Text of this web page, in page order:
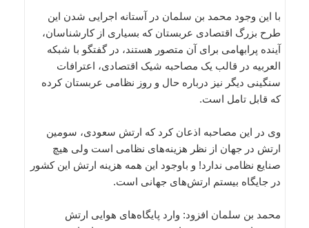
با این وجود محمد بن سلمان در آستانه اجرایی شدن این
طرح بزرگ اقتصادی عربستان که بسیاری از کارشناسان،
آینده پرابهامی برای آن متصور هستند، در گفتگو با شبکه
العربیه در قالب یک مصاحبه شیک اقتصادی، اعترافات
سنگینی دیگر نیز درباره حال و روز نظامی عربستان کرده
که قابل تامل است.
وی در این مصاحبه اذعان کرد که ارتش سعودی، سومین
ارتش در جهان از نظر هزینه‌های نظامی است ولی هیچ
صنایع نظامی ندارد! و باوجود این همه هزینه ارتش این کشور
در جایگاه بیستم ارتش‌های جهانی است.
محمد بن سلمان افزود: وارد پایگاه‌های هوایی ارتش